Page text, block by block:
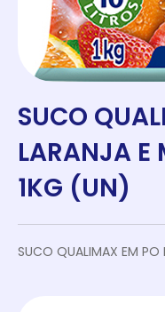
SUCO
LARANJA E
1KG (UN)
SUCO QUALIMAX EM PO